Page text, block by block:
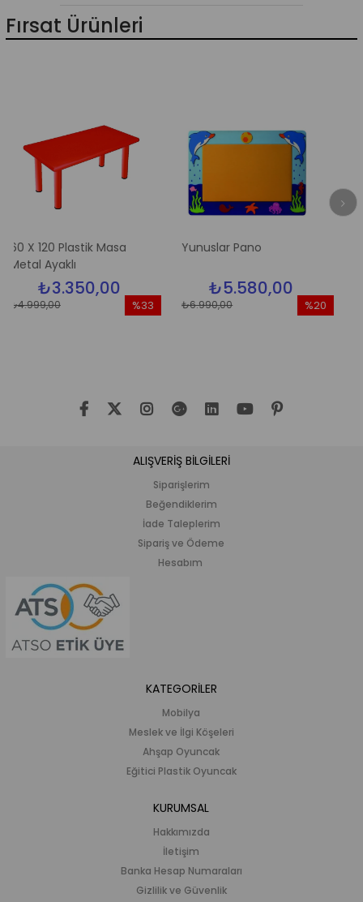
Fırsat Ürünleri
Masa
Yunuslar Pano
₺5.580,00
₺6.990,00 ₺6.990,00
ALIŞVERİŞ BİLGİLERİ
Siparişlerim
Beğendiklerim
İade Taleplerim
Sipariş ve Ödeme
Hesabım
KATEGORİLER
Mobilya
Meslek ve İlgi Köşeleri
Ahşap Oyuncak
Eğitici Plastik Oyuncak
KURUMSAL
Hakkımızda
İletişim
Banka Hesap Numaraları
Gizlilik ve Güvenlik